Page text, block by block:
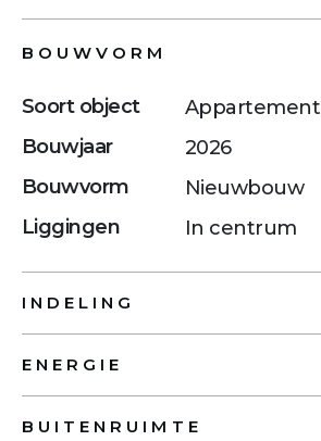
BOUWVORM
Soort object
Appartement
Bouwjaar
2026
Bouwvorm
Nieuwbouw
Liggingen
In centrum
INDELING
ENERGIE
BUITENRUIMTE